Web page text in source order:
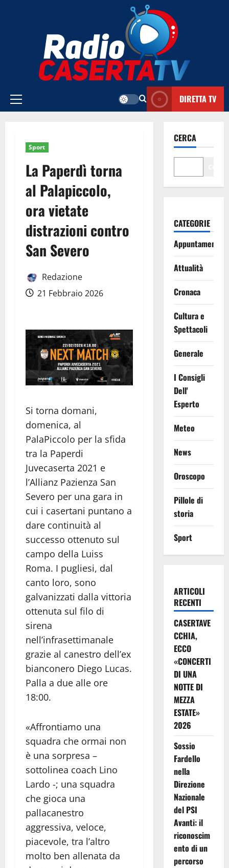
Menu
DIRETTA TV
Sport
La Paperdì torna
al Palapiccolo,
ora vietate
distrazioni contro
San Severo
Redazione
21 Febbraio 2026
Si torna domani,
domenica, al
PalaPiccolo per la sfida
tra la Paperdi
Juvecaserta 2021 e
l’Allianz Pazienza San
Severo per una gara in
cui i casertani puntano a
dare continuità al
successo ottenuto sul
campo della Luiss
Roma. I pugliesi, dal
canto loro, sono
galvanizzati dalla vittoria
ottenuta sul filo di
sirena
nell’infrasettimanale
grazie al canestro dell’ex
bianconero Diego Lucas.
Palla a due alle ore
18:00.
«Affrontiamo una
squadra che ormai non
è una sorpresa –
sottolinea coach Lino
Lardo -; una squadra
che gioca una
pallacanestro
aggressiva, veloce,
piacevole, tra l’altro
molto ben allenata da
CERCA
CATEGORIE
Appuntamenti
Attualità
Cronaca
Cultura e
Spettacoli
Generale
I Consigli
Dell'
Esperto
Meteo
News
Oroscopo
Pillole di
storia
Sport
ARTICOLI
RECENTI
CASERTAVE
CCHIA,
ECCO
«CONCERTI
DI UNA
NOTTE DI
MEZZA
ESTATE»
2026
Sossio
Fardello
nella
Direzione
Nazionale
del PSI
Avanti: il
riconoscim
ento di un
percorso